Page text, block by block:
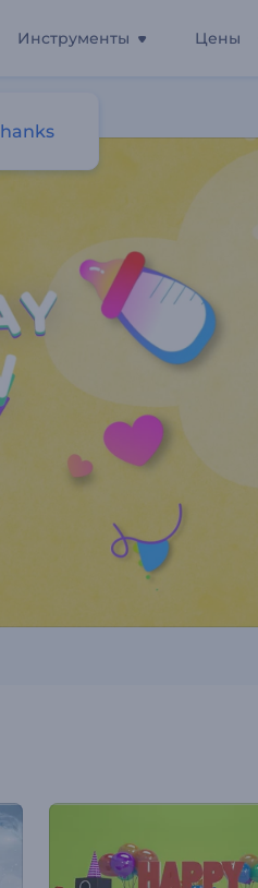
Инструменты Цены